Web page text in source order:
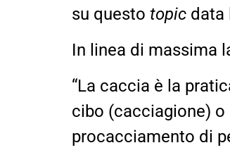
su questo topic data
In linea di massima
“La caccia è la
cibo (cacciagione) o
procacciamento di